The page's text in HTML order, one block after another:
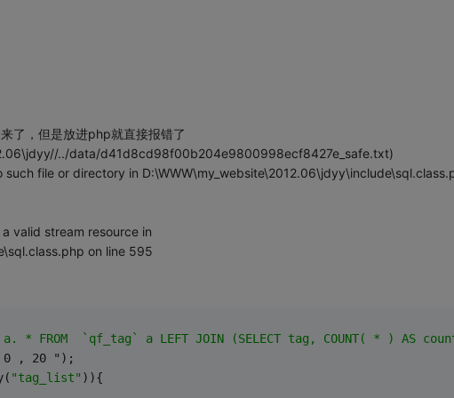
了，但是放进php就直接报错了
../data/d41d8cd98f00b204e9800998ecf8427e_safe.txt)
file or directory in
valid stream resource in
on line 595
a. * FROM  `qf_tag` a LEFT JOIN (SELECT tag, COUNT( * ) AS
0 , 20 ");
"tag_list" )){